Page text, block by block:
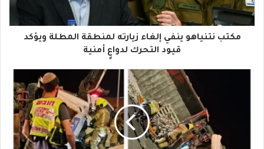
ك
ا
مكتب نتنياهو ينفي إلغاء زيارته لمنطقة المطلة ويؤكد
قيود التحرك لدواعٍ أمنية